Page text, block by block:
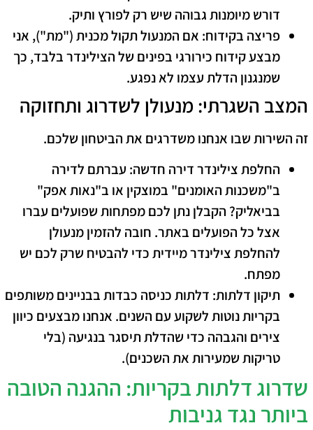
דורש מיומנות גבוהה שיש רק לפורץ ותיק.
פריצה בקידוח: אם המנעול תקול מכנית ("מת"), אני
מבצע קידוח כירורגי בפינים של הצילינדר בלבד, כך
שמנגנון הדלת עצמו לא נפגע.
​המצב השגרתי: מנעולן לשדרוג ותחזוקה
​זה השירות שבו אנחנו משדרגים את הביטחון שלכם.
החלפת צילינדר דירה חדשה: עברתם לדירה
ב"משכנות האומנים" במוצקין או ב"נאות אפק"
בביאליק? הקבלן נתן לכם מפתחות שפועלים עברו
אצל כל הפועלים באתר. חובה להזמין מנעולן
להחלפת צילינדר מיידית כדי להבטיח שרק לכם יש
מפתח.
תיקון דלתות: דלתות כניסה כבדות בבניינים משותפים
בקריות נוטות לשקוע עם השנים. אנחנו מבצעים כיוון
צירים והגבהה כדי שהדלת תיסגר בנגיעה (בלי
טריקות שמעירות את השכנים).
​שדרוג דלתות בקריות: ההגנה הטובה
ביותר נגד גניבות